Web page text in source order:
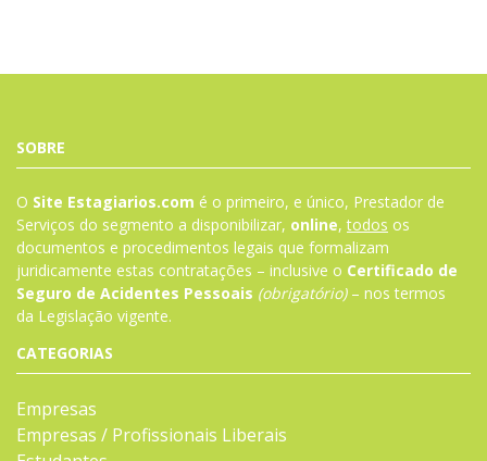
SOBRE
O Site Estagiarios.com é o primeiro, e único, Prestador de
Serviços do segmento a disponibilizar, online,todos os
documentos e procedimentos legais que formalizam
juridicamente estas contratações – inclusive o Certificado de
Seguro de Acidentes Pessoais (obrigatório)– nos termos
da Legislação vigente.
CATEGORIAS
Empresas
Empresas / Profissionais Liberais